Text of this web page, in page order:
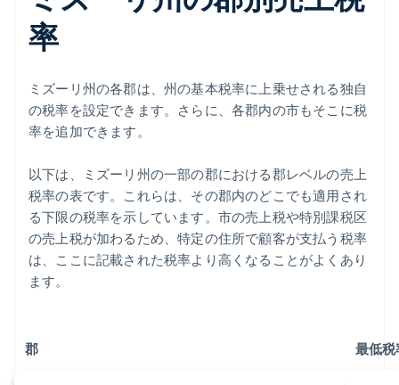
率
ミズーリ州の各郡は、州の基本税率に上乗せされる独自
の税率を設定できます。さらに、各郡内の市もそこに税
率を追加できます。
以下は、ミズーリ州の一部の郡における郡レベルの売上
税率の表です。これらは、その郡内のどこでも適用され
る下限の税率を示しています。市の売上税や特別課税区
の売上税が加わるため、特定の住所で顧客が支払う税率
は、ここに記載された税率より高くなることがよくあり
ます。
郡 最低